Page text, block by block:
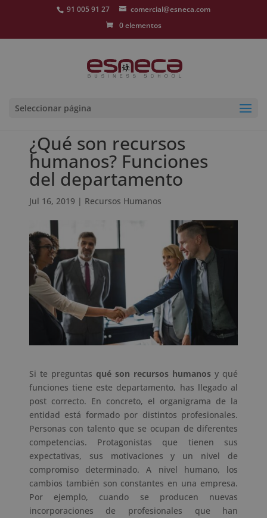
91 005 91 27
comercial@esneca.com
0 elementos
Seleccionar página
¿Qué son recursos
humanos? Funciones
del departamento
Jul 16, 2019 | Recursos Humanos
Si te preguntas qué son recursos humanosy qué
funciones tiene este departamento, has llegado al
post correcto. En concreto, el organigrama de la
entidad está formado por distintos profesionales.
Personas con talento que se ocupan de diferentes
competencias. Protagonistas que tienen sus
expectativas, sus motivaciones y un nivel de
compromiso determinado. A nivel humano, los
cambios también son constantes en una empresa.
Por ejemplo, cuando se producen nuevas
incorporaciones de profesionales que han